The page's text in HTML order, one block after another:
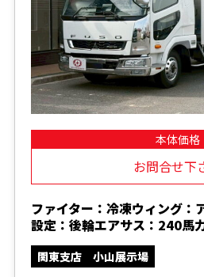
本体価格
お問合せ下
ファイター：冷凍ウィング
設定：後輪エアサス：240馬
関東支店 小山展示場